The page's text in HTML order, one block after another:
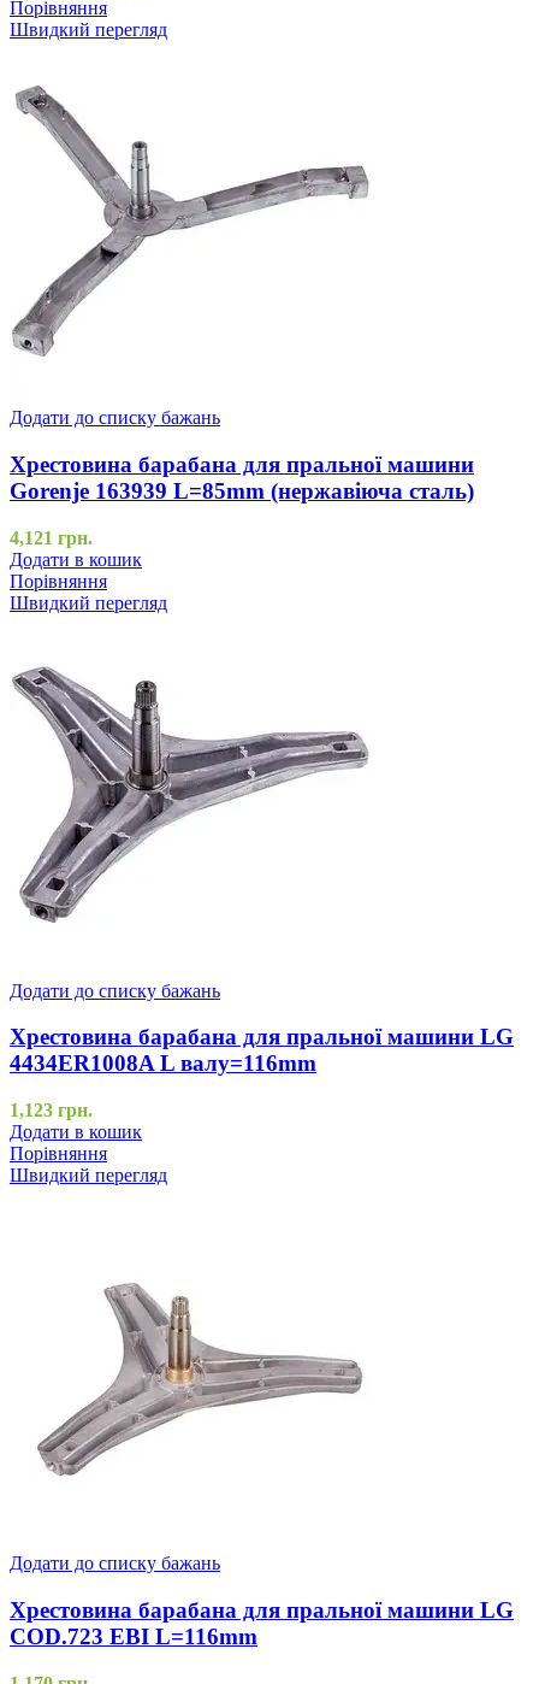
Порівняння
Швидкий перегляд
Додати до списку бажань
Хрестовина барабана для пральної машини
Gorenje 163939 L=85mm (нержавіюча сталь)
4,121 грн.
Додати в кошик
Порівняння
Швидкий перегляд
Додати до списку бажань
Хрестовина барабана для пральної машини LG
4434ER1008A L валу=116mm
1,123 грн.
Додати в кошик
Порівняння
Швидкий перегляд
Додати до списку бажань
Хрестовина барабана для пральної машини LG
COD.723 EBI L=116mm